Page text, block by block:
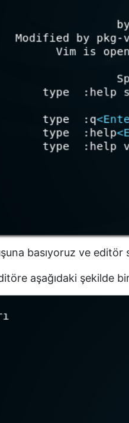
basıyoruz ve editör
aşağıdaki şekilde